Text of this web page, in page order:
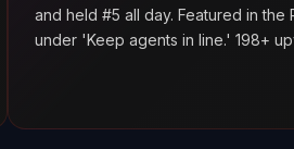
all day. Featured in the PH newsletter
agents in line.' 198+ upvotes.